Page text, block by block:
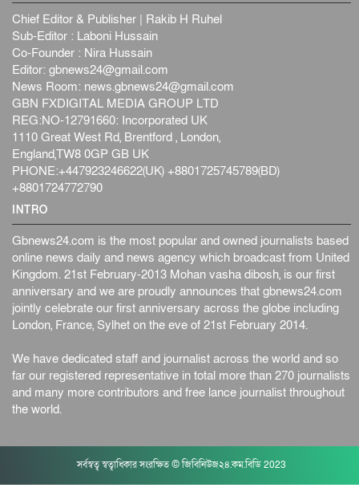
Chief Editor & Publisher | Rakib H Ruhel
Sub-Editor : Laboni Hussain
Co-Founder : Nira Hussain
Editor: gbnews24@gmail.com
News Room: news.gbnews24@gmail.com
GBN FXDIGITAL MEDIA GROUP LTD
REG:NO-12791660: Incorporated UK
1110 Great West Rd, Brentford , London,
England,TW8 0GP GB UK
PHONE:+447923246622(UK) +8801725745789(BD)
+8801724772790
INTRO
Gbnews24.com is the most popular and owned journalists based
online news daily and news agency which broadcast from United
Kingdom. 21st February-2013 Mohan vasha dibosh, is our first
anniversary and we are proudly announces that gbnews24.com
jointly celebrate our first anniversary across the globe including
London, France, Sylhet on the eve of 21st February 2014.
We have dedicated staff and journalist across the world and so
far our registered representative in total more than 270 journalists
and many more contributors and free lance journalist throughout
the world.
সর্বস্বত্ব স্বত্বাধিকার সংরক্ষিত © জিবিনিউজ২৪.কম.বিডি 2023